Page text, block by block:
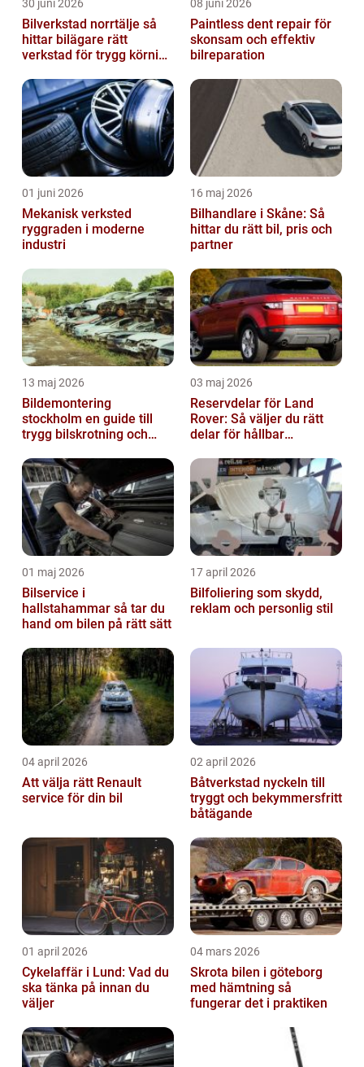
30 juni 2026
Bilverkstad norrtälje så
hittar bilägare rätt
verkstad för trygg körning
08 juni 2026
Paintless dent repair för
skonsam och effektiv
bilreparation
01 juni 2026
Mekanisk verksted
ryggraden i moderne
industri
16 maj 2026
Bilhandlare i Skåne: Så
hittar du rätt bil, pris och
partner
13 maj 2026
Bildemontering
stockholm en guide till
trygg bilskrotning och
03 maj 2026
Reservdelar för Land
Rover: Så väljer du rätt
delar för hållbar
01 maj 2026
Bilservice i
hallstahammar så tar du
hand om bilen på rätt sätt
17 april 2026
Bilfoliering som skydd,
reklam och personlig stil
04 april 2026
Att välja rätt Renault
service för din bil
02 april 2026
Båtverkstad nyckeln till
tryggt och bekymmersfritt
båtägande
01 april 2026
Cykelaffär i Lund: Vad du
ska tänka på innan du
väljer
04 mars 2026
Skrota bilen i göteborg
med hämtning så
fungerar det i praktiken